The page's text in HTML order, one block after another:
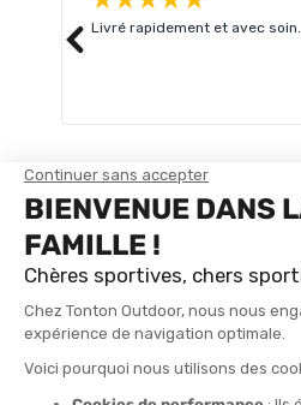
Livré rapidement et avec soin.
TROUVER UN MAGASIN